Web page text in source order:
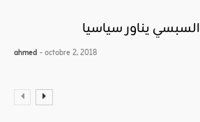
السبسي يناور سياسيا
ahmed - octobre 2, 2018